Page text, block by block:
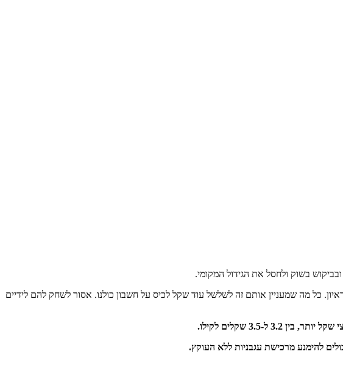
בשוק ולחסל את הגידול המקומי.
כל מה שמעניין אותם זה לשלשל עוד שקל לכיס על חשבון כולנו. אסור לשחק להם לידיים
להימנע מרכישת עגבניות ללא העוקץ.